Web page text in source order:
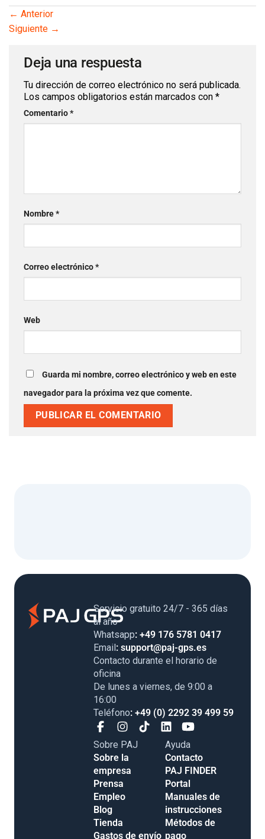
← Anterior
Siguiente →
Deja una respuesta
Tu dirección de correo electrónico no será publicada.
Los campos obligatorios están marcados con *
Comentario*
Nombre*
Correo electrónico*
Web
Guarda mi nombre, correo electrónico y web en este
navegador para la próxima vez que comente.
Servicio gratuito 24/7 - 365 días
al año
Whatsapp: +49 176 5781 0417
Email: support@paj-gps.es
Contacto durante el horario de
oficina
De lunes a viernes, de 9:00 a
16:00
Teléfono: +49 (0) 2292 39 499 59
Sobre PAJ
Sobre la
empresa
Prensa
Empleo
Blog
Tienda
Gastos de envío
Ayuda
Contacto
PAJ FINDER
Portal
Manuales de
instrucciones
Métodos de
pago